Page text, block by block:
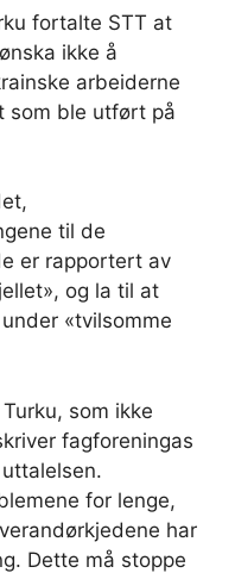
fortalte STT at
ikke å
arbeiderne
som ble utført på
til de
er rapportert av
og la til at
«tvilsomme
som ikke
fagforeningas
for lenge,
har
Dette må stoppe